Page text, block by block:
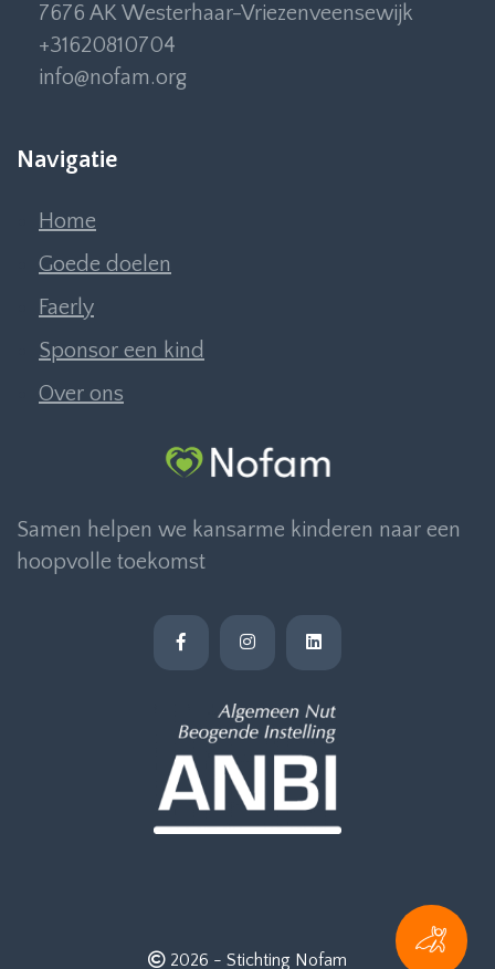
7676 AK Westerhaar-Vriezenveensewijk
+31620810704
info@nofam.org
Navigatie
Home
Goede doelen
Faerly
Sponsor een kind
Over ons
Samen helpen we kansarme kinderen naar een
hoopvolle toekomst
2026 - Stichting Nofam